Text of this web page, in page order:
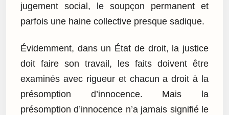
jugement social, le soupçon permanent et
parfois une haine collective presque sadique.
Évidemment, dans un État de droit, la justice
doit faire son travail, les faits doivent être
examinés avec rigueur et chacun a droit à la
présomption d’innocence. Mais la
présomption d’innocence n’a jamais signifié le